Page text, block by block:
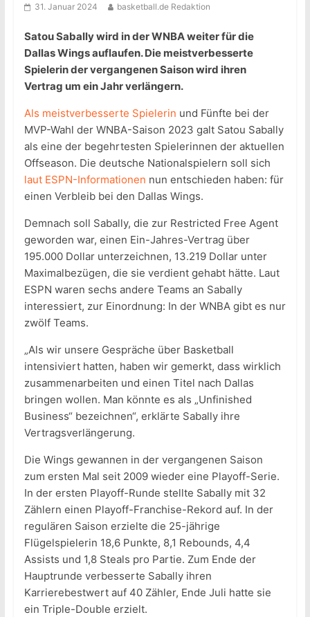
31. Januar 2024 basketball.de Redaktion
Satou Sabally wird in der WNBA weiter für die
Dallas Wings auflaufen. Die meistverbesserte
Spielerin der vergangenen Saison wird ihren
Vertrag um ein Jahr verlängern.
Als meistverbesserte Spielerin und Fünfte bei der
MVP-Wahl der WNBA-Saison 2023 galt Satou Sabally
als eine der begehrtesten Spielerinnen der aktuellen
Offseason. Die deutsche Nationalspielern soll sich
laut ESPN-Informationen nun entschieden haben: für
einen Verbleib bei den Dallas Wings.
Demnach soll Sabally, die zur Restricted Free Agent
geworden war, einen Ein-Jahres-Vertrag über
195.000 Dollar unterzeichnen, 13.219 Dollar unter
Maximalbezügen, die sie verdient gehabt hätte. Laut
ESPN waren sechs andere Teams an Sabally
interessiert, zur Einordnung: In der WNBA gibt es nur
zwölf Teams.
„Als wir unsere Gespräche über Basketball
intensiviert hatten, haben wir gemerkt, dass wirklich
zusammenarbeiten und einen Titel nach Dallas
bringen wollen. Man könnte es als „Unfinished
Business“ bezeichnen“, erklärte Sabally ihre
Vertragsverlängerung.
Die Wings gewannen in der vergangenen Saison
zum ersten Mal seit 2009 wieder eine Playoff-Serie.
In der ersten Playoff-Runde stellte Sabally mit 32
Zählern einen Playoff-Franchise-Rekord auf. In der
regulären Saison erzielte die 25-jährige
Flügelspielerin 18,6 Punkte, 8,1 Rebounds, 4,4
Assists und 1,8 Steals pro Partie. Zum Ende der
Hauptrunde verbesserte Sabally ihren
Karrierebestwert auf 40 Zähler, Ende Juli hatte sie
ein Triple-Double erzielt.